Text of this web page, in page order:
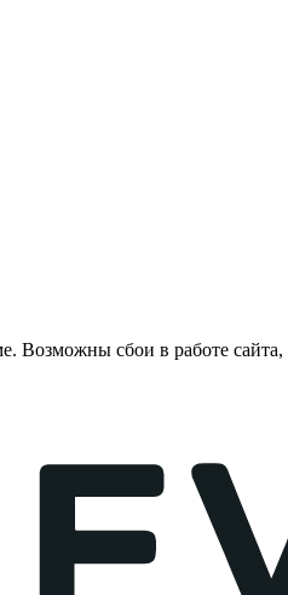
Возможны сбои в работе